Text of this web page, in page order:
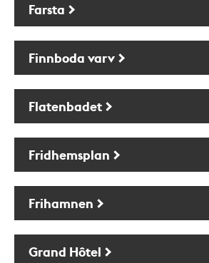
Farsta
Finnboda varv
Flatenbadet
Fridhemsplan
Frihamnen
Grand Hôtel